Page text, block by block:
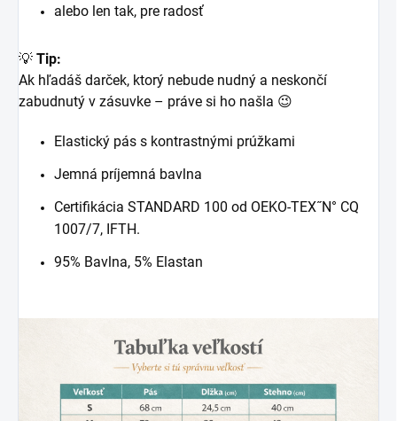
alebo len tak, pre radosť
💡 Tip:
Ak hľadáš darček, ktorý nebude nudný a neskončí
zabudnutý v zásuvke – práve si ho našla 😉
Elastický pás s kontrastnými prúžkami
Jemná príjemná bavlna
Certifikácia STANDARD 100 od OEKO-TEX˝N° CQ
1007/7, IFTH.
95% Bavlna, 5% Elastan